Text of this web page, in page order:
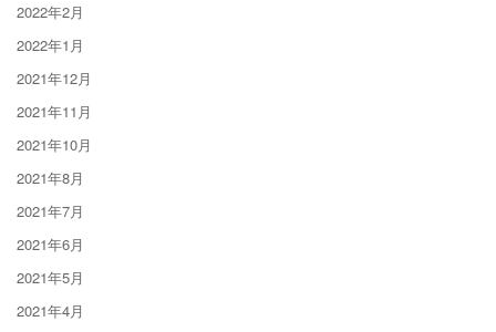
2022年2月
2022年1月
2021年12月
2021年11月
2021年10月
2021年8月
2021年7月
2021年6月
2021年5月
2021年4月